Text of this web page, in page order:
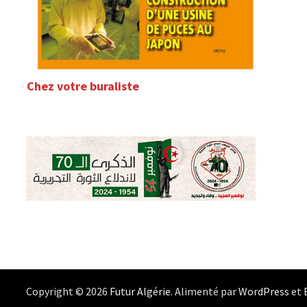
Chez votre buraliste
Copyright © 2026 Futur Algérie. Alimenté parWordPress et